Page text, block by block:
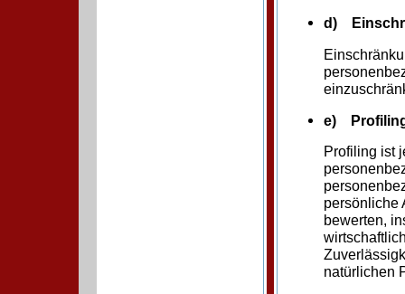
d)
e)
Profiling ist
persönliche
bewerten,
natürlichen